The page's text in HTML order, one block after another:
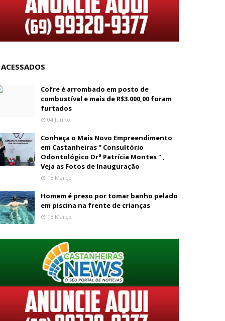
Cofre é arrombado em posto de
combustível e mais de R$3.000,00 foram
furtados
04 Junho
Conheça o Mais Novo Empreendimento
em Castanheiras " Consultório
Odontológico Drª Patrícia Montes " ,
Veja as Fotos de Inauguração
15 Março
Homem é preso por tomar banho pelado
em piscina na frente de crianças
15 Março